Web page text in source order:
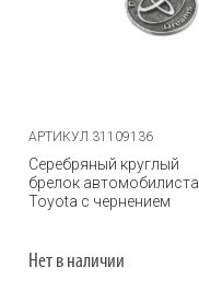
АРТИКУЛ 31109136
Серебряный круглый
брелок автомобилиста
Toyota с чернением
Нет в наличии